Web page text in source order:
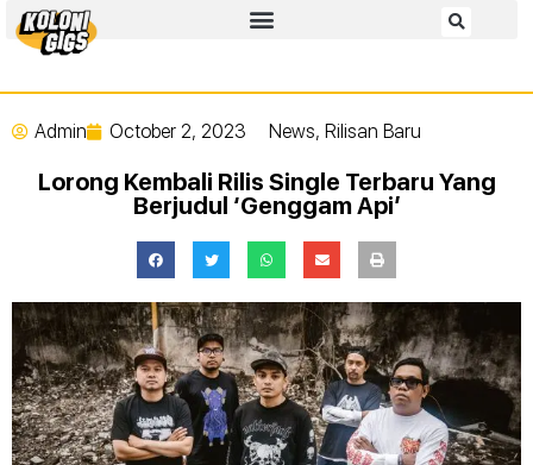
Admin October 2, 2023 News, Rilisan Baru
Lorong Kembali Rilis Single Terbaru Yang
Berjudul ‘Genggam Api’